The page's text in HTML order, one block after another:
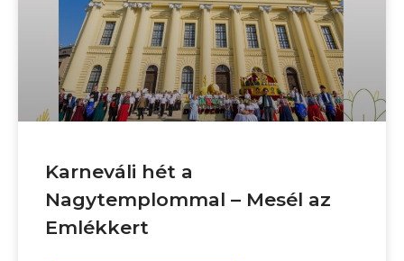
Karneváli hét a
Nagytemplommal – Mesél az
Emlékkert